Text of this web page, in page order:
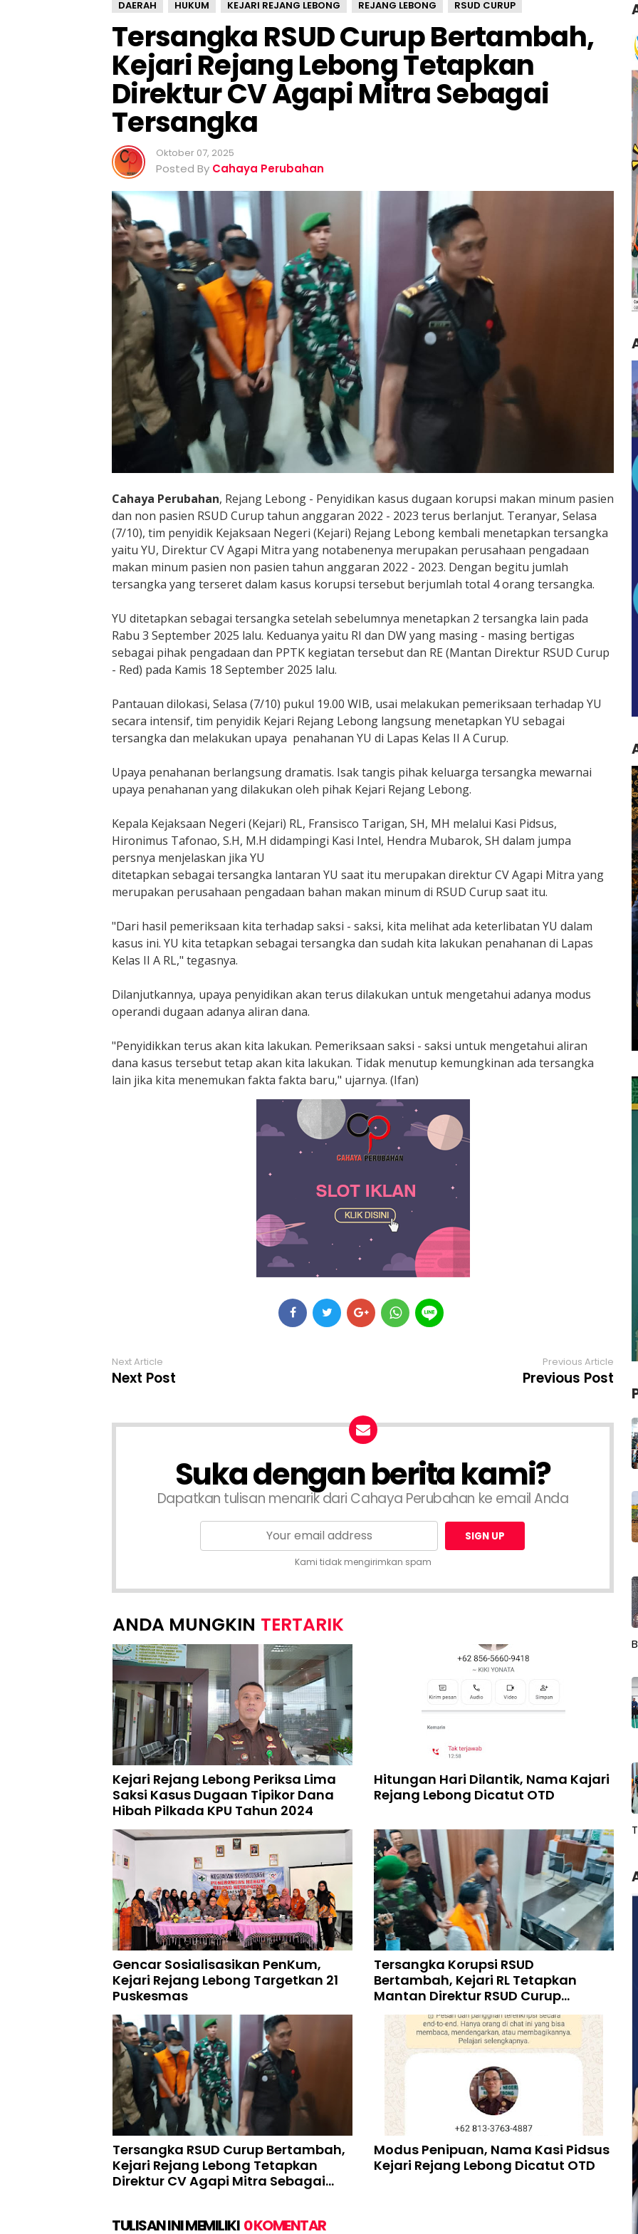
r
t
m
b
h
e
j
r
i
R
e
b
o
T
k
a
n
D
i
e
t
u
r
C
A
g
a
i
M
i
r
a
S
e
b
g
a
i
T
r
s
n
g
k
DAERAH HUKUM KEJARI REJANG LEBONG REJANG LEBONG RSUD CURUP
Tersangka RSUD Curup Bertambah,
Kejari Rejang Lebong Tetapkan
Direktur CV Agapi Mitra Sebagai
Tersangka
Oktober 07, 2025
Posted By Cahaya Perubahan
Cahaya Perubahan, Rejang Lebong - Penyidikan kasus dugaan korupsi makan minum pasien
dan non pasien RSUD Curup tahun anggaran 2022 - 2023 terus berlanjut. Teranyar, Selasa
(7/10), tim penyidik Kejaksaan Negeri (Kejari) Rejang Lebong kembali menetapkan tersangka
yaitu YU, Direktur CV Agapi Mitra yang notabenenya merupakan perusahaan pengadaan
makan minum pasien non pasien tahun anggaran 2022 - 2023. Dengan begitu jumlah
tersangka yang terseret dalam kasus korupsi tersebut berjumlah total 4 orang tersangka.
YU ditetapkan sebagai tersangka setelah sebelumnya menetapkan 2 tersangka lain pada
Rabu 3 September 2025 lalu. Keduanya yaitu RI dan DW yang masing - masing bertigas
sebagai pihak pengadaan dan PPTK kegiatan tersebut dan RE (Mantan Direktur RSUD Curup
- Red) pada Kamis 18 September 2025 lalu.
Pantauan dilokasi, Selasa (7/10) pukul 19.00 WIB, usai melakukan pemeriksaan terhadap YU
secara intensif, tim penyidik Kejari Rejang Lebong langsung menetapkan YU sebagai
tersangka dan melakukan upaya penahanan YU di Lapas Kelas II A Curup.
Upaya penahanan berlangsung dramatis. Isak tangis pihak keluarga tersangka mewarnai
upaya penahanan yang dilakukan oleh pihak Kejari Rejang Lebong.
Kepala Kejaksaan Negeri (Kejari) RL, Fransisco Tarigan, SH, MH melalui Kasi Pidsus,
Hironimus Tafonao, S.H, M.H didampingi Kasi Intel, Hendra Mubarok, SH dalam jumpa
persnya menjelaskan jika YU
ditetapkan sebagai tersangka lantaran YU saat itu merupakan direktur CV Agapi Mitra yang
merupakan perusahaan pengadaan bahan makan minum di RSUD Curup saat itu.
"Dari hasil pemeriksaan kita terhadap saksi - saksi, kita melihat ada keterlibatan YU dalam
kasus ini. YU kita tetapkan sebagai tersangka dan sudah kita lakukan penahanan di Lapas
Kelas II A RL," tegasnya.
Dilanjutkannya, upaya penyidikan akan terus dilakukan untuk mengetahui adanya modus
operandi dugaan adanya aliran dana.
"Penyidikkan terus akan kita lakukan. Pemeriksaan saksi - saksi untuk mengetahui aliran
dana kasus tersebut tetap akan kita lakukan. Tidak menutup kemungkinan ada tersangka
lain jika kita menemukan fakta fakta baru," ujarnya. (Ifan)
Next Article
Next Post
Previous Article
Previous Post
Suka dengan berita kami?
Dapatkan tulisan menarik dari Cahaya Perubahan ke email Anda
Kami tidak mengirimkan spam
TERTARIK
Kejari Rejang Lebong Periksa Lima
Saksi Kasus Dugaan Tipikor Dana
Hibah Pilkada KPU Tahun 2024
Hitungan Hari Dilantik, Nama Kajari
Rejang Lebong Dicatut OTD
Gencar Sosialisasikan PenKum,
Kejari Rejang Lebong Targetkan 21
Puskesmas
Tersangka Korupsi RSUD
Bertambah, Kejari RL Tetapkan
Mantan Direktur RSUD Curup
Sebagai Tersangka
Tersangka RSUD Curup Bertambah,
Kejari Rejang Lebong Tetapkan
Direktur CV Agapi Mitra Sebagai
Modus Penipuan, Nama Kasi Pidsus
Kejari Rejang Lebong Dicatut OTD
TULISAN INI MEMILIKI 0 KOMENTAR